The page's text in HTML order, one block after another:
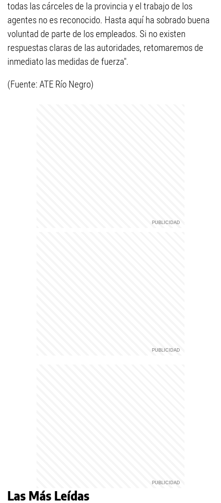
todas las cárceles de la provincia y el trabajo de los
agentes no es reconocido. Hasta aquí ha sobrado buena
voluntad de parte de los empleados. Si no existen
respuestas claras de las autoridades, retomaremos de
inmediato las medidas de fuerza".
(Fuente: ATE Río Negro)
Las Más Leídas